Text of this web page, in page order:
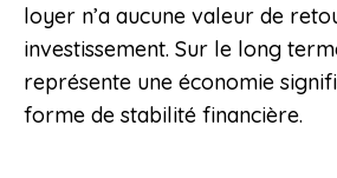
loyer n’a aucune valeur de
investissement. Sur le long
représente une économie
forme de stabilité financière.